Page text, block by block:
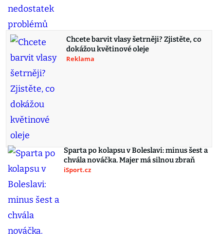
Chcete barvit vlasy šetrněji? Zjistěte, co
dokážou květinové oleje
Reklama
Sparta po kolapsu v Boleslavi: minus šest a
chvála nováčka. Majer má silnou zbraň
iSport.cz